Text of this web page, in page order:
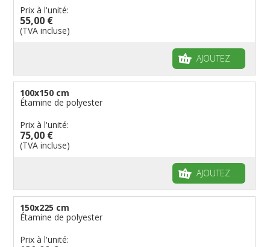
Prix à l'unité:
55,00 €
(TVA incluse)
AJOUTEZ
100x150 cm
Étamine de polyester
Prix à l'unité:
75,00 €
(TVA incluse)
AJOUTEZ
150x225 cm
Étamine de polyester
Prix à l'unité: